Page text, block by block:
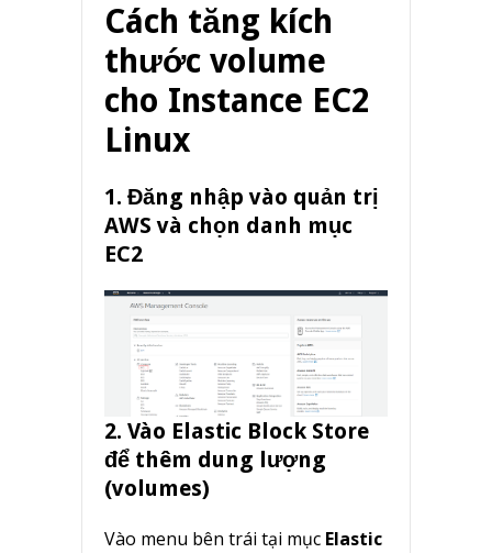
Cách tăng kích
thước volume
cho Instance EC2
Linux
1. Đăng nhập vào quản trị
AWS và chọn danh mục
EC2
2. Vào Elastic Block Store
để thêm dung lượng
(volumes)
Vào menu bên trái tại mục Elastic